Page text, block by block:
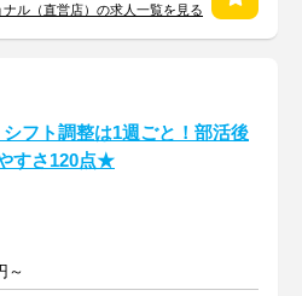
ル（直営店）の求人一覧を見る
シフト調整は1週ごと！部活後
すさ120点★
～